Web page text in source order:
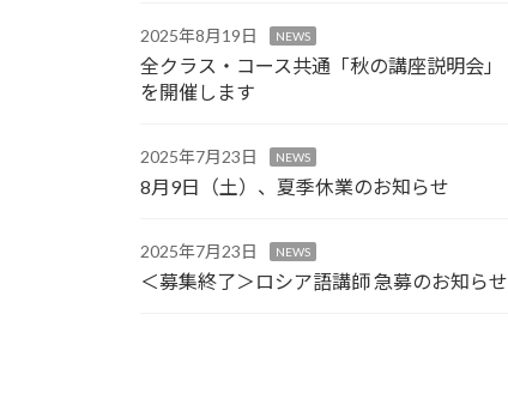
2025年8月19日 NEWS
全クラス・コース共通「秋の講座説明会」
を開催します
2025年7月23日 NEWS
8月9日（土）、夏季休業のお知らせ
2025年7月23日 NEWS
＜募集終了＞ロシア語講師 急募のお知らせ